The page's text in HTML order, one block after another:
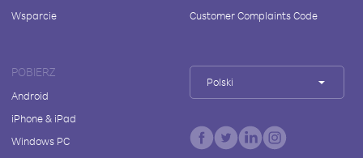
Wsparcie
Customer Complaints Code
POBIERZ
Android
iPhone & iPad
Windows PC
Polski